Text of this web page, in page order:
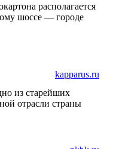
располагается
шоссе — городе
kapparus.ru
из старейших
отрасли страны